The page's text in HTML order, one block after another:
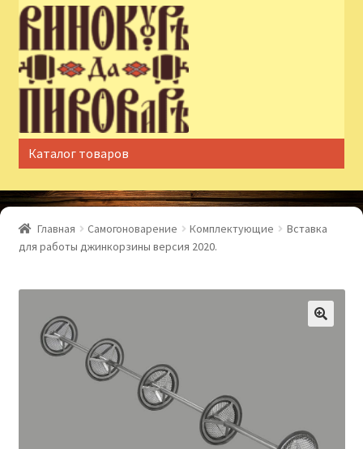
Перейти
навигации
Перейти
содержимому
Каталог товаров
Главная Самогоноварение Комплектующие
Вставка
для работы джинкорзины версия 2020.